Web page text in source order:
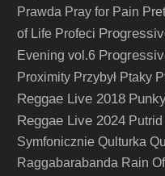
Prawda Pray for Pain
of Life Profeci
Evening vol.6
Proximity Przybył Ptaky
Reggae Live 2018
Reggae Live 2024 Putrid
Symfonicznie Qulturka
Raggabarabanda Rain